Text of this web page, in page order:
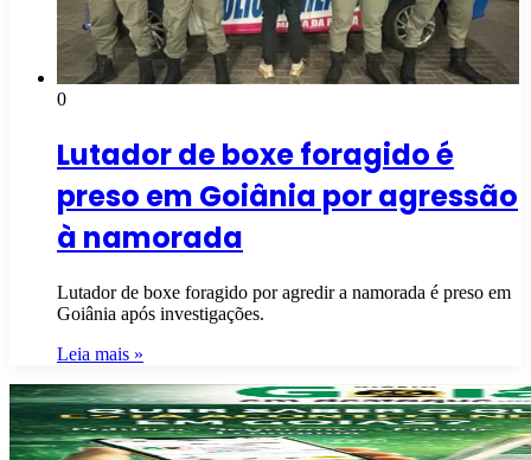
0
Lutador de boxe foragido é
preso em Goiânia por agressão
à namorada
Lutador de boxe foragido por agredir a namorada é preso em
Goiânia após investigações.
Leia mais »